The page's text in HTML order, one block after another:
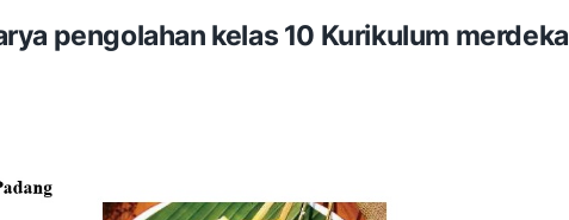
pengolahan kelas 10 Kurikulum merdeka